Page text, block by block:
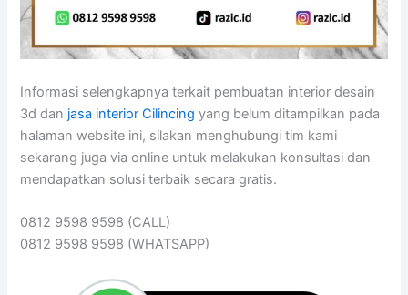
Informasi selengkapnya terkait pembuatan interior desain
3d dan jasa interior Cilincing yang belum ditampilkan pada
halaman website ini, silakan menghubungi tim kami
sekarang juga via online untuk melakukan konsultasi dan
mendapatkan solusi terbaik secara gratis.
0812 9598 9598 (CALL)
0812 9598 9598 (WHATSAPP)